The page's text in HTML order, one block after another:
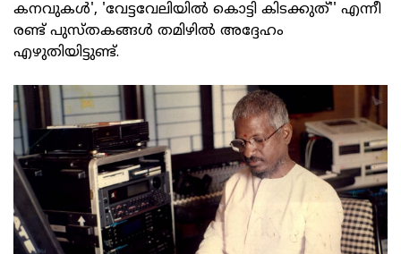
കനവുകൾ', 'വേട്ടവേലിയിൽ കൊട്ടി കിടക്കുത്'' എന്നീ
രണ്ട് പുസ്തകങ്ങൾ തമിഴിൽ അദ്ദേഹം
എഴുതിയിട്ടുണ്ട്.